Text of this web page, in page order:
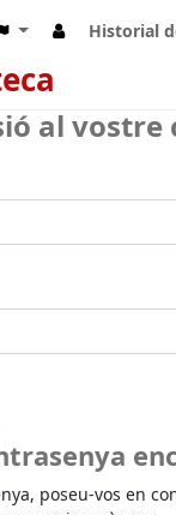
Historial
al vostre
poseu-vos en